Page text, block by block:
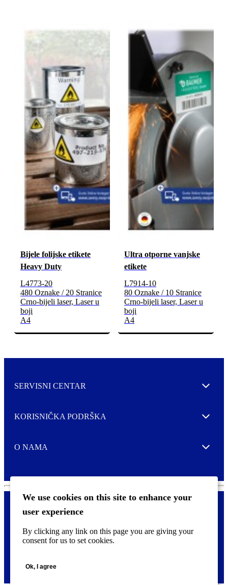
We use cookies on this site to enhance your
user experience
By clicking any link on this page you are giving your
consent for us to set cookies.
Ok, I agree
Bijele folijske etikete
Heavy Duty
L4773-20
480 Oznake / 20 Stranice
Crno-bijeli laser, Laser u
boji
A4
Ultra otporne vanjske
etikete
L7914-10
80 Oznake / 10 Stranice
Crno-bijeli laser, Laser u
boji
A4
SERVISNI CENTAR Expand
KORISNIČKA PODRŠKA Expand
O NAMA Expand
o
Pravne i tzv. Cookie obavijesti